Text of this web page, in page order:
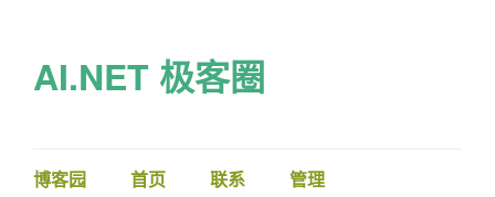
AI.NET 极客圈
博客园 首页 联系 管理